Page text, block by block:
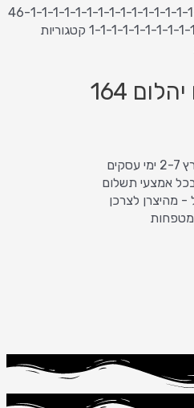
פרימיום יהלום 46-1-1-1-1-1-1-1-1-1-1-1-1-1-1-1-
1-1-1-1-1-1-1-1-1- קטגוריות
164
מהיצרן לצרכן